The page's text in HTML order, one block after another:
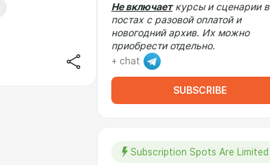
Не включаеткурсы и сценарии в
постах с разовой оплатой и
новогодний архив. Их можно
приобрести отдельно.
+ chat
SUBSCRIBE
Subscription Spots Are Limited